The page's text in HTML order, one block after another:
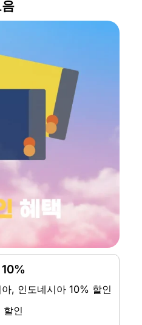
, 인도네시아 10% 할인
인